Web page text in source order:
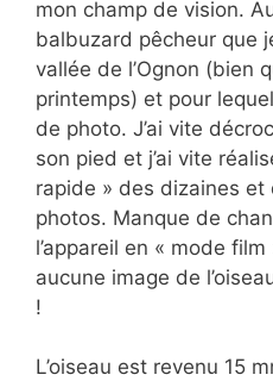
mon champ de vision.
balbuzard pêcheur que
vallée de l’Ognon (bien
printemps) et pour
de photo. J’ai vite
son pied et j’ai vite
rapide » des dizaines et
photos. Manque de
l’appareil en « mode film
aucune image de
!
L’oiseau est revenu 15